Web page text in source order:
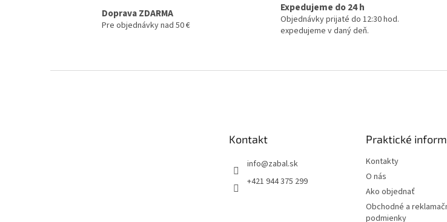
Doprava ZDARMA
Pre objednávky nad 50 €
Expedujeme do 24 h
Objednávky prijaté do 12:30 hod.
expedujeme v daný deň.
Kontakt
info@zabal.sk
+421 944 375 299
Praktické
Kontakty
O nás
Ako objednať
Obchodné a
podmienky